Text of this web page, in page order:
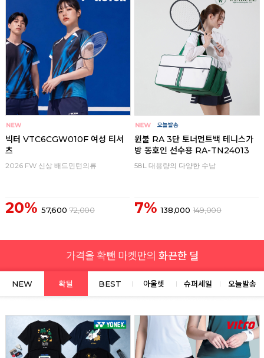
빅터 VTC6CGW010F 여성 티셔
츠
2026 FW 신상 배드민턴의류
20% 57,600 72,000
윈불 RA 3단 토너먼트백 테니스가
방 동호인 선수용 RA-TN24013
58L 대용량의 다양한 수납
7% 138,000 149,000
NEW 확딜 BEST 아울렛 슈퍼세일 오늘발송